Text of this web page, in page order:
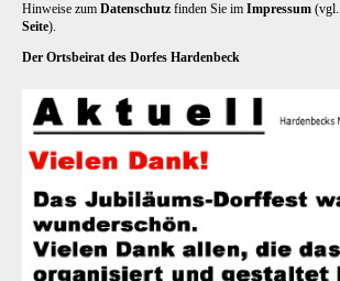
Hinweise zumDatenschutzfinden Sie imImpressum
Seite).
Der Ortsbeirat des Dorfes Hardenbeck